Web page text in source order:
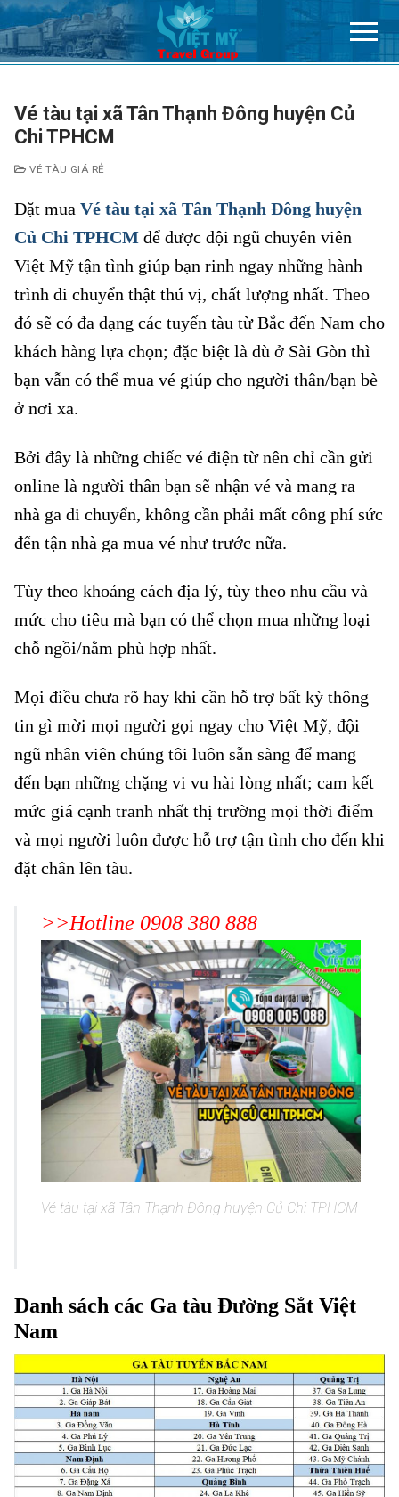
Chuyển
đến
nội
Vé tàu tại xã Tân Thạnh Đông huyện Củ
Chi TPHCM
VÉ TÀU GIÁ RẺ
Đặt mua Vé tàu tại xã Tân Thạnh Đông huyện
Củ Chi TPHCM để được đội ngũ chuyên viên
Việt Mỹ tận tình giúp bạn rinh ngay những hành
trình di chuyển thật thú vị, chất lượng nhất. Theo
đó sẽ có đa dạng các tuyến tàu từ Bắc đến Nam cho
khách hàng lựa chọn; đặc biệt là dù ở Sài Gòn thì
bạn vẫn có thể mua vé giúp cho người thân/bạn bè
ở nơi xa.
Bởi đây là những chiếc vé điện từ nên chỉ cần gửi
online là người thân bạn sẽ nhận vé và mang ra
nhà ga di chuyển, không cần phải mất công phí sức
đến tận nhà ga mua vé như trước nữa.
Tùy theo khoảng cách địa lý, tùy theo nhu cầu và
mức cho tiêu mà bạn có thể chọn mua những loại
chỗ ngồi/nằm phù hợp nhất.
Mọi điều chưa rõ hay khi cần hỗ trợ bất kỳ thông
tin gì mời mọi người gọi ngay cho Việt Mỹ, đội
ngũ nhân viên chúng tôi luôn sẵn sàng để mang
đến bạn những chặng vi vu hài lòng nhất; cam kết
mức giá cạnh tranh nhất thị trường mọi thời điểm
và mọi người luôn được hỗ trợ tận tình cho đến khi
đặt chân lên tàu.
>>Hotline 0908 380 888
Vé tàu tại xã Tân Thạnh Đông huyện Củ Chi TPHCM
Danh sách các Ga tàu Đường Sắt Việt
Nam